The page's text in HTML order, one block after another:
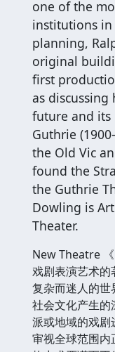
one of the
institutions
planning,
original
first
as
future and its
Guthrie
the Old Vic
found the
the Guthrie
Dowling is
Theater.
New Theatre
戏剧表演艺术的
复杂而迷人的
社会文化产生
派或地域的戏剧
审视全球范围